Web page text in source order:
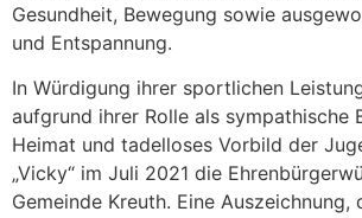
Gesundheit, Bewegung sowie
und Entspannung.
In Würdigung ihrer sportlichen
aufgrund ihrer Rolle als sympathische
Heimat und tadelloses Vorbild der
„Vicky“ im Juli 2021 die
Gemeinde Kreuth. Eine Auszeichnung,